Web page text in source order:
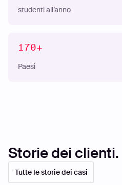
studenti all’anno
170+
Paesi
Storie dei clienti.
Tutte le storie dei casi